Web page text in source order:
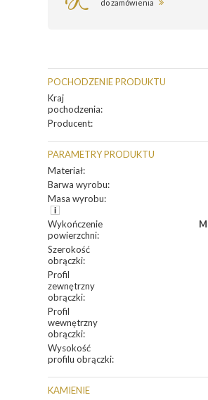
do zamówienia
POCHODZENIE PRODUKTU
Kraj
pochodzenia:
Producent:
PARAMETRY PRODUKTU
Materiał:
Barwa wyrobu:
Masa wyrobu:
Wykończenie
powierzchni:
Szerokość
obrączki:
Profil
zewnętrzny
obrączki:
Profil
wewnętrzny
obrączki:
Wysokość
profilu obrączki:
KAMIENIE